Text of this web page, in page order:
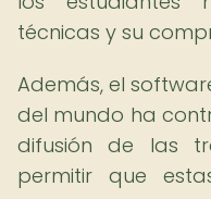
técnicas y su
Además, el
del mundo ha
difusión de las
permitir que